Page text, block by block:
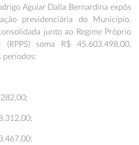
Aguiar Dalla Bernardina expôs
previdenciária do Município.
junto ao Regime Próprio
(RPPS) soma R$ 45.603.498,00,
períodos: